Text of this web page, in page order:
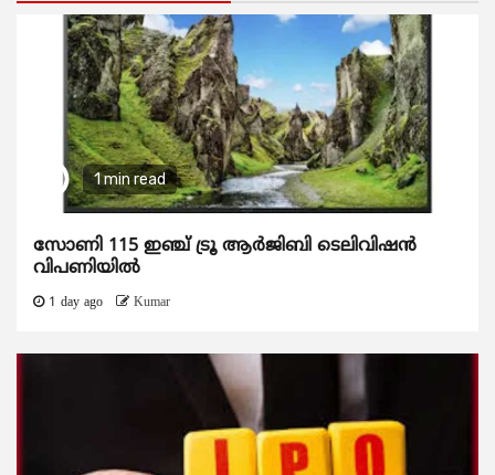
1 min read
സോണി 115 ഇഞ്ച് ട്രൂ ആർജിബി ടെലിവിഷൻ
വിപണിയിൽ
1 day ago Kumar